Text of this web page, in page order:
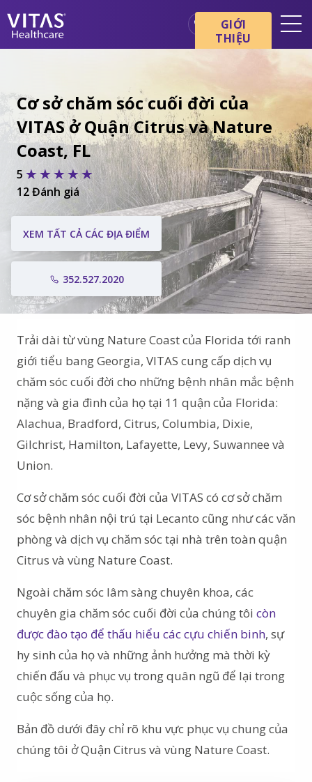
Cơ bản về chăm sóc cuối đời
Chuyên gia chăm sóc sức
khỏe
Gia đình và người chăm sóc
GIỚI
THIỆU
Cơ sở chăm sóc cuối đời của
VITAS ở Quận Citrus và Nature
Coast, FL
5
12 Đánh giá
352.527.2020
XEM TẤT CẢ CÁC ĐỊA ĐIỂM
Trải dài từ vùng Nature Coast của Florida tới ranh
giới tiểu bang Georgia, VITAS cung cấp dịch vụ
chăm sóc cuối đời cho những bệnh nhân mắc bệnh
nặng và gia đình của họ tại 11 quận của Florida:
Alachua, Bradford, Citrus, Columbia, Dixie,
Gilchrist, Hamilton, Lafayette, Levy, Suwannee và
Union.
Cơ sở chăm sóc cuối đời của VITAS có cơ sở chăm
sóc bệnh nhân nội trú tại Lecanto cũng như các văn
phòng và dịch vụ chăm sóc tại nhà trên toàn quận
Citrus và vùng Nature Coast.
Ngoài chăm sóc lâm sàng chuyên khoa, các
chuyên gia chăm sóc cuối đời của chúng tôi còn
được đào tạo để thấu hiểu các cựu chiến binh, sự
hy sinh của họ và những ảnh hưởng mà thời kỳ
chiến đấu và phục vụ trong quân ngũ để lại trong
cuộc sống của họ.
Bản đồ dưới đây chỉ rõ khu vực phục vụ chung của
chúng tôi ở Quận Citrus và vùng Nature Coast.